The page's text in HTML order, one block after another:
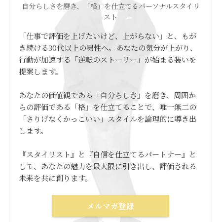
自分らしさを磨き、「格」を仕立てるパーソナルスタイリ
スト
「仕事で評価を上げたいけど、上がらない」と、もが
き続ける30代以上の男性へ。あなたの気分が上がり、
行動が加速する「逆転のストーリー」が始まる装いを
提案します。
あなたの価値観である「自分らしさ」を磨き、周囲か
らの評価である「格」を仕立てることで、唯一無二の
「さりげなくかっこいい」スタイルを論理的に導き出
します。
『スタイリスト』と『自信を仕立てるパートナー』と
して、あなたの魅力を最大限に引き出し、評価される
未来を共に創ります。
メルマガ登録